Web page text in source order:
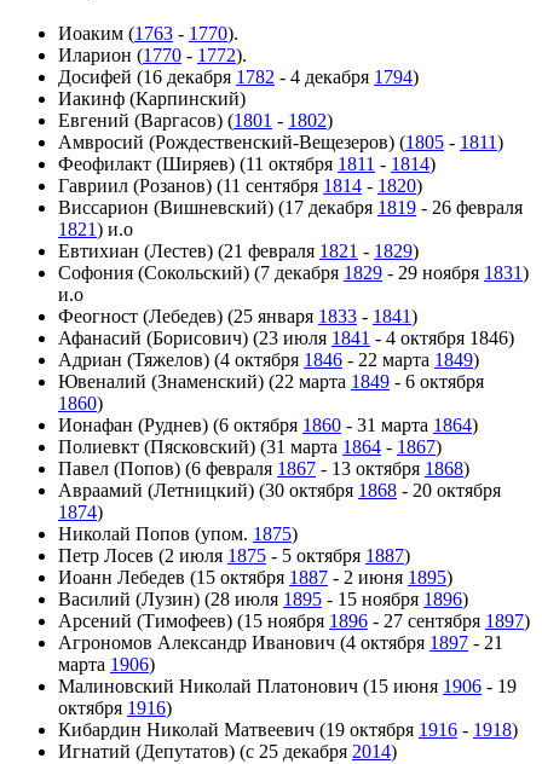
Иоаким (1763 - 1770).
Иларион (1770 - 1772).
Досифей (16 декабря 1782 - 4 декабря 1794)
Иакинф (Карпинский)
Евгений (Варгасов) (1801 - 1802)
Амвросий (Рождественский-Вещезеров) (1805 - 1811)
Феофилакт (Ширяев) (11 октября 1811 - 1814)
Гавриил (Розанов) (11 сентября 1814 - 1820)
Виссарион (Вишневский) (17 декабря 1819 - 26 февраля
1821) и.о
Евтихиан (Лестев) (21 февраля 1821 - 1829)
Софония (Сокольский) (7 декабря 1829 - 29 ноября 1831)
и.о
Феогност (Лебедев) (25 января 1833 - 1841)
Афанасий (Борисович) (23 июля 1841 - 4 октября 1846)
Адриан (Тяжелов) (4 октября 1846 - 22 марта 1849)
Ювеналий (Знаменский) (22 марта 1849 - 6 октября
1860)
Ионафан (Руднев) (6 октября 1860 - 31 марта 1864)
Полиевкт (Пясковский) (31 марта 1864 - 1867)
Павел (Попов) (6 февраля 1867 - 13 октября 1868)
Авраамий (Летницкий) (30 октября 1868 - 20 октября
1874)
Николай Попов (упом. 1875)
Петр Лосев (2 июля 1875 - 5 октября 1887)
Иоанн Лебедев (15 октября 1887 - 2 июня 1895)
Василий (Лузин) (28 июля 1895 - 15 ноября 1896)
Арсений (Тимофеев) (15 ноября 1896 - 27 сентября 1897)
Агрономов Александр Иванович (4 октября 1897 - 21
марта 1906)
Малиновский Николай Платонович (15 июня 1906 - 19
октября 1916)
Кибардин Николай Матвеевич (19 октября 1916 - 1918)
Игнатий (Депутатов) (с 25 декабря 2014)